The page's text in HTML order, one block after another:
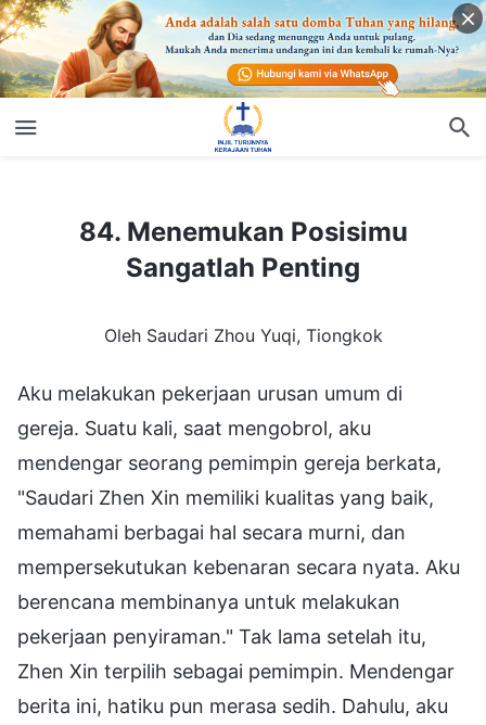
84. Menemukan Posisimu Sangatlah Penting
84. Menemukan Posisimu
Sangatlah Penting
Oleh Saudari Zhou Yuqi, Tiongkok
Aku melakukan pekerjaan urusan umum di
gereja. Suatu kali, saat mengobrol, aku
mendengar seorang pemimpin gereja berkata,
"Saudari Zhen Xin memiliki kualitas yang baik,
memahami berbagai hal secara murni, dan
mempersekutukan kebenaran secara nyata. Aku
berencana membinanya untuk melakukan
pekerjaan penyiraman." Tak lama setelah itu,
Zhen Xin terpilih sebagai pemimpin. Mendengar
berita ini, hatiku pun merasa sedih. Dahulu, aku